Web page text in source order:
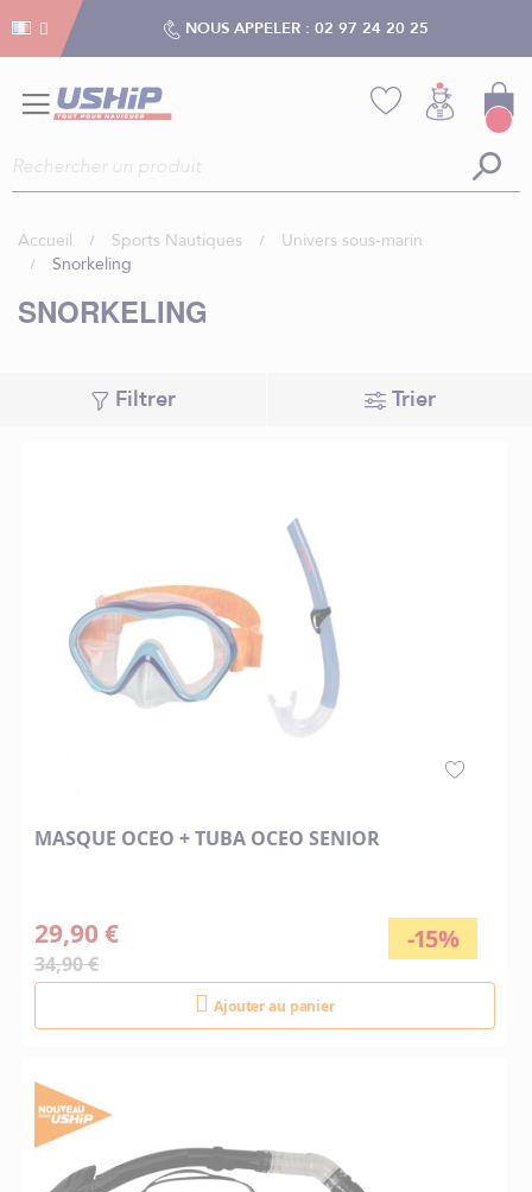
NOUS APPELER : 02 97 24 20 25
Accueil Sports Nautiques
Univers sous-marin
Snorkeling
SNORKELING
Filtrer Trier
MASQUE OCEO + TUBA OCEO SENIOR
-15%
29,90 €
34,90 €
Ajouter au panier
Gestion des cookies
Gestion des cookies